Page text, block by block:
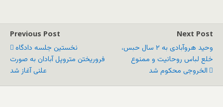
Previous Post
نخستین جلسه دادگاه
فروریختن متروپل آبادان به صورت
علنی آغاز شد
Next Post
وحید هروآبادی به ۲ سال حبس،
خلع لباس روحانیت و ممنوع‌
الخروجی محکوم شد